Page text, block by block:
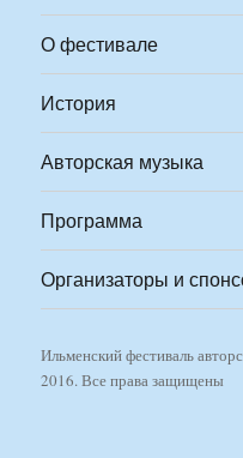
О фестивале
История
Авторская музыка
Программа
Организаторы и
Ильменский фестиваль
2016. Все права защищены